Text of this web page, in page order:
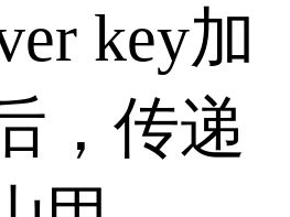
key加
，传递